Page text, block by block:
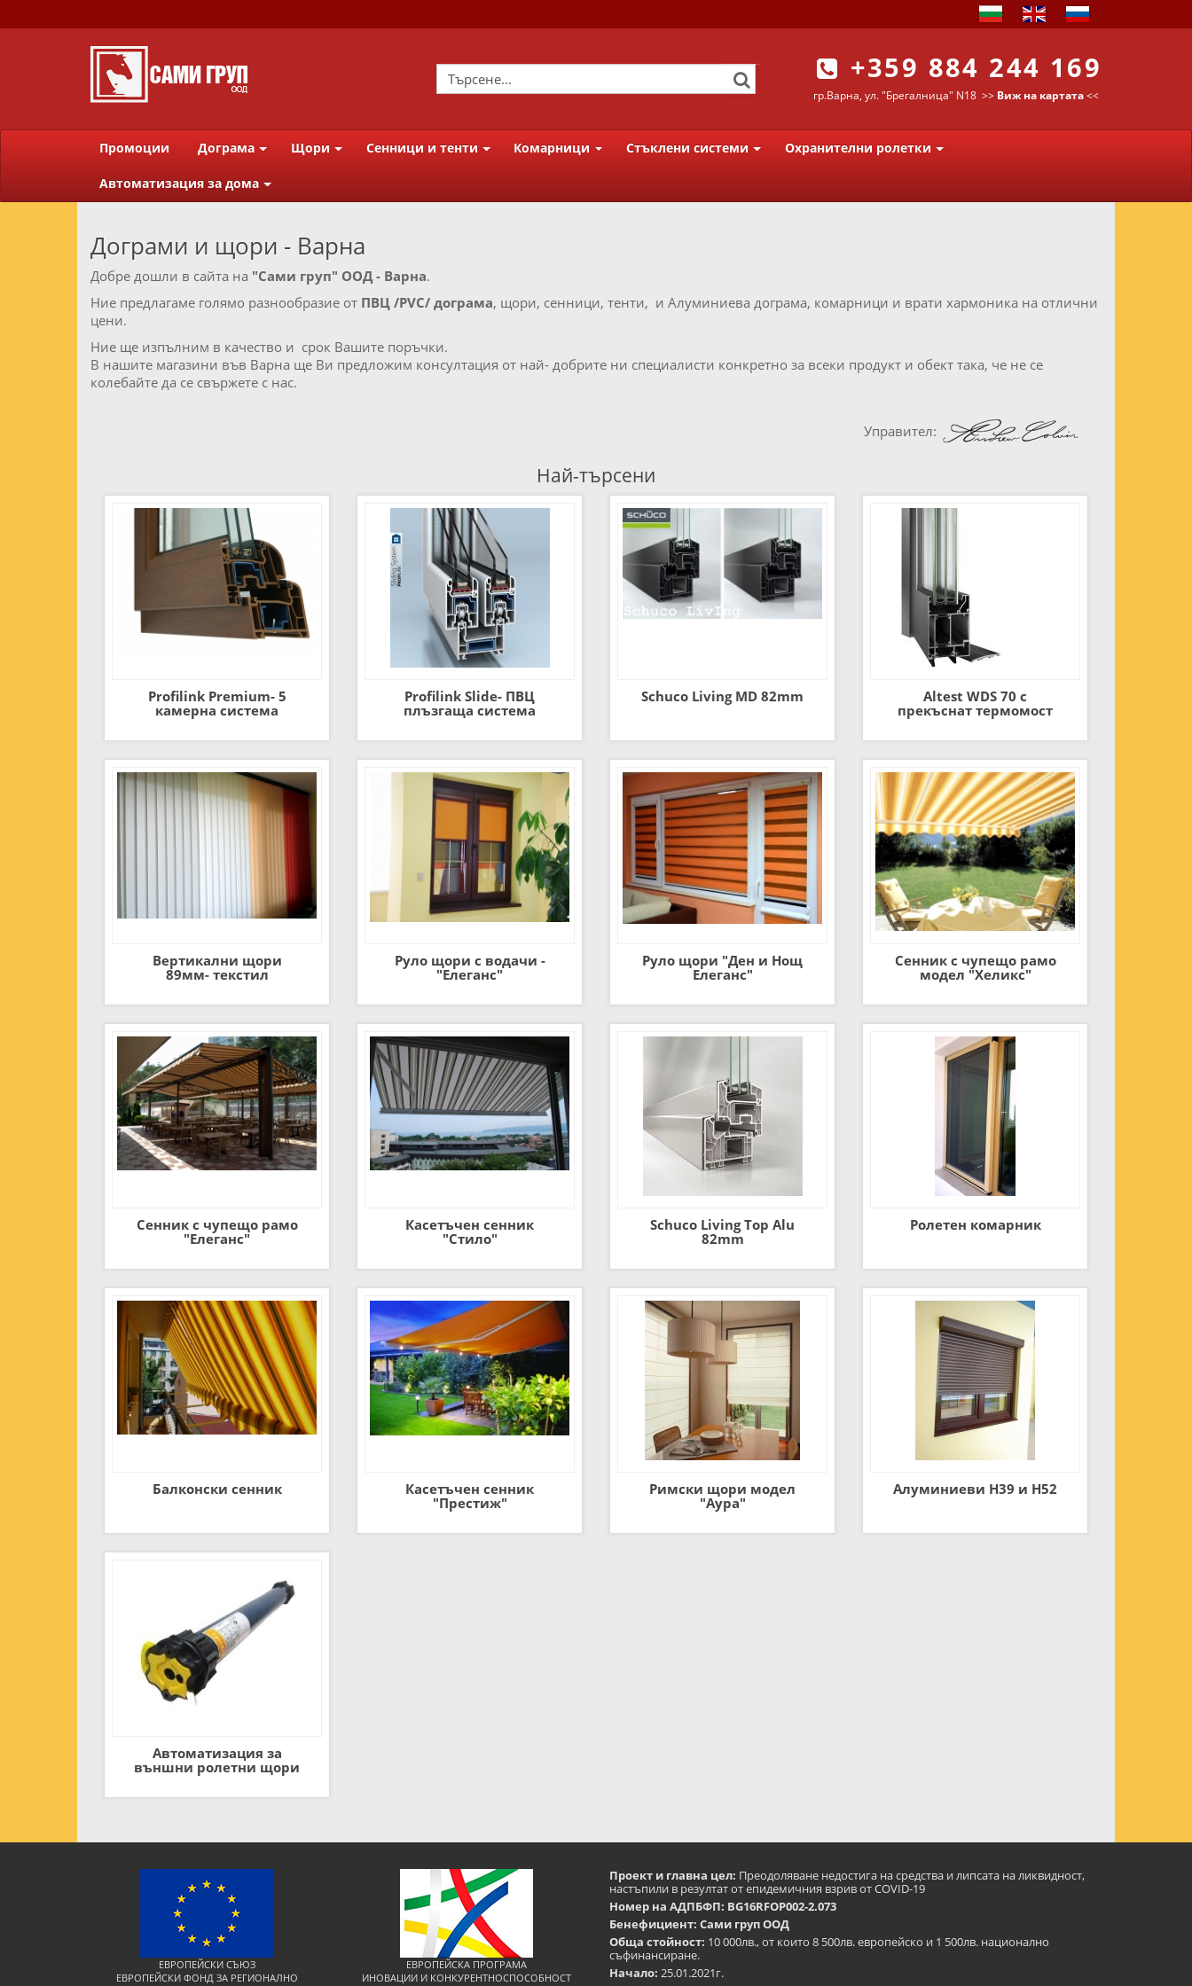
+359 884 244 169
гр.Варна, ул. "Брегалница" N18 >> Виж на картата<<
Промоции Дограма Щори Сенници и тенти Комарници Стъклени системи Охранителни ролетки
Автоматизация за дома
Дограми и щори - Варна
Добре дошли в сайта на "Сами груп" ООД - Варна.
Ние предлагаме голямо разнообразие от ПВЦ /PVC/ дограма, щори, сенници, тенти, и Алуминиева дограма, комарници и врати хармоника на отлични
цени.
Ние ще изпълним в качество и срок Вашите поръчки.
В нашите магазини във Варна ще Ви предложим консултация от най- добрите ни специалисти конкретно за всеки продукт и обект така, че не се
колебайте да се свържете с нас.
Управител:
Най-търсени
Profilink Premium- 5
камерна система
Profilink Slide- ПВЦ
плъзгаща система
Schuco Living MD 82mm
Altest WDS 70 с
прекъснат термомост
Вертикални щори
89мм- текстил
Руло щори с водачи -
"Елеганс"
Руло щори "Ден и Нощ
Елеганс"
Сенник с чупещо рамо
модел "Хеликс"
Сенник с чупещо рамо
"Елеганс"
Касетъчен сенник
"Стило"
Schuco Living Top Alu
82mm
Ролетен комарник
Балконски сенник
Касетъчен сенник
"Престиж"
Римски щори модел
"Аура"
Алуминиеви Н39 и Н52
Автоматизация за
външни ролетни щори
ЕВРОПЕЙСКИ СЪЮЗ
ЕВРОПЕЙСКИ ФОНД ЗА РЕГИОНАЛНО
ЕВРОПЕЙСКА ПРОГРАМА
ИНОВАЦИИ И КОНКУРЕНТНОСПОСОБНОСТ
Проект и главна цел: Преодоляване недостига на средства и липсата на ликвидност,
настъпили в резултат от епидемичния взрив от COVID-19
Номер на АДПБФП: BG16RFOP002-2.073
Бенефициент: Сами груп ООД
Обща стойност: 10 000лв., от които 8 500лв. европейско и 1 500лв. национално
съфинансиране.
Начало: 25.01.2021г.